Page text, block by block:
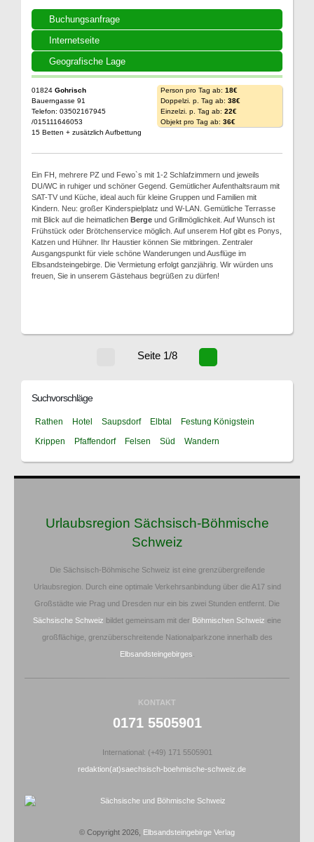
Buchungsanfrage
Internetseite
Geografische Lage
01824 Gohrisch
Bauerngasse 91
Telefon: 03502167945
/015111646053
15 Betten + zusätzlich Aufbettung
Person pro Tag ab: 18€
Doppelzi. p. Tag ab: 38€
Einzelzi. p. Tag ab: 22€
Objekt pro Tag ab: 36€
Ein FH, mehrere PZ und Fewo`s mit 1-2 Schlafzimmern und jeweils
DU/WC in ruhiger und schöner Gegend. Gemütlicher Aufenthaltsraum mit
SAT-TV und Küche, ideal auch für kleine Gruppen und Familien mit
Kindern. Neu: großer Kinderspielplatz und W-LAN. Gemütliche Terrasse
mit Blick auf die heimatlichen Berge und Grillmöglichkeit. Auf Wunsch ist
Frühstück oder Brötchenservice möglich. Auf unserem Hof gibt es Ponys,
Katzen und Hühner. Ihr Haustier können Sie mitbringen. Zentraler
Ausgangspunkt für viele schöne Wanderungen und Ausflüge im
Elbsandsteingebirge. Die Vermietung erfolgt ganzjährig. Wir würden uns
freuen, Sie in unserem Gästehaus begrüßen zu dürfen!
Seite 1/8
Suchvorschläge
Rathen Hotel Saupsdorf Elbtal
Festung Königstein
Krippen
Pfaffendorf Felsen Süd Wandern
Urlaubsregion Sächsisch-Böhmische
Schweiz
Die Sächsisch-Böhmische Schweiz ist eine grenzübergreifende
Urlaubsregion. Durch eine optimale Verkehrsanbindung über die A17 sind
Großstädte wie Prag und Dresden nur ein bis zwei Stunden entfernt. Die
Sächsische Schweiz bildet gemeinsam mit der Böhmischen Schweiz eine
großflächige, grenzüberschreitende Nationalparkzone innerhalb des
Elbsandsteingebirges
KONTAKT
0171 5505901
International: (+49) 171 5505901
redaktion(at)saechsisch-boehmische-schweiz.de
© Copyright 2026, Elbsandsteingebirge Verlag